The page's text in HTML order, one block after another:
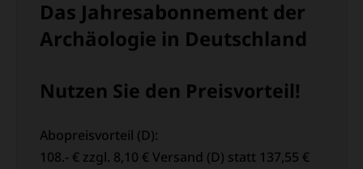
Das Jahresabonnement der
Archäologie in Deutschland
Nutzen Sie den Preisvorteil!
Abopreisvorteil (D):
108.- € zzgl. 8,10 € Versand (D) statt 137,55 €